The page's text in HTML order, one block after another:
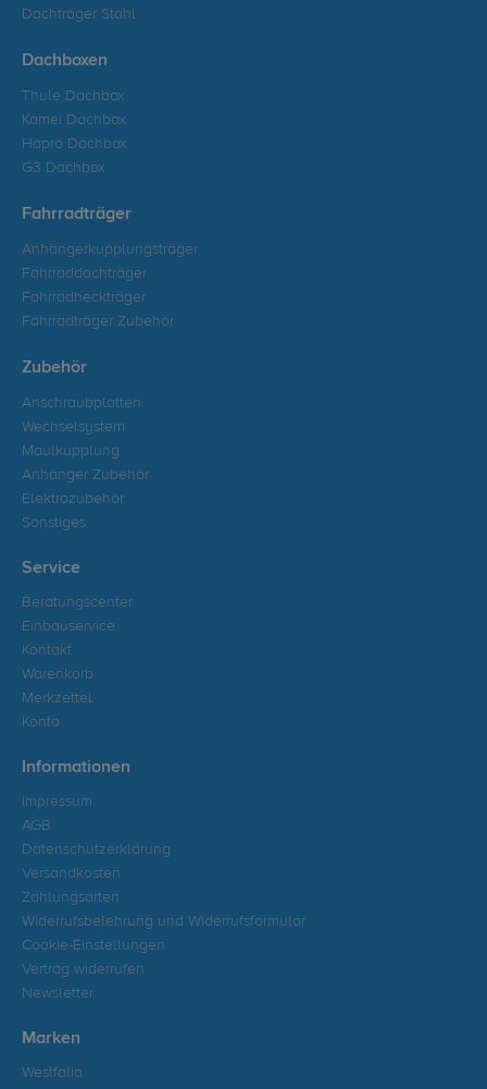
Dachträger Stahl
Dachboxen
Thule Dachbox
Kamei Dachbox
Hapro Dachbox
G3 Dachbox
Fahrradträger
Anhängerkupplungsträger
Fahrraddachträger
Fahrradheckträger
Fahrradträger Zubehör
Zubehör
Anschraubplatten
Wechselsystem
Maulkupplung
Anhänger Zubehör
Elektrozubehör
Sonstiges
Service
Beratungscenter
Einbauservice
Kontakt
Warenkorb
Merkzettel
Konto
Informationen
Impressum
AGB
Datenschutzerklärung
Versandkosten
Zahlungsarten
Widerrufsbelehrung und Widerrufsformular
Cookie-Einstellungen
Vertrag widerrufen
Newsletter
Marken
Westfalia